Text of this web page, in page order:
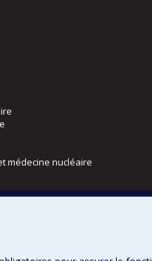
médecine nucléaire